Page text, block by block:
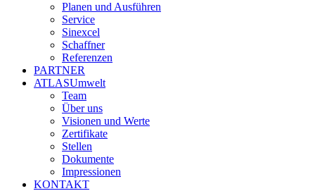
Planen und Ausführen
Service
Sinexcel
Schaffner
Referenzen
PARTNER
ATLASUmwelt
Team
Über uns
Visionen und Werte
Zertifikate
Stellen
Dokumente
Impressionen
KONTAKT